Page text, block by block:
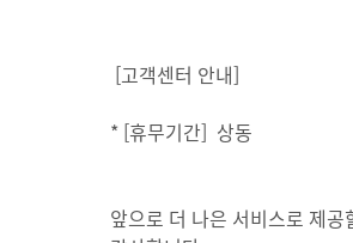
[고객센터 안내]
* [휴무기간] 상동
앞으로 더 나은 서비스로 제공